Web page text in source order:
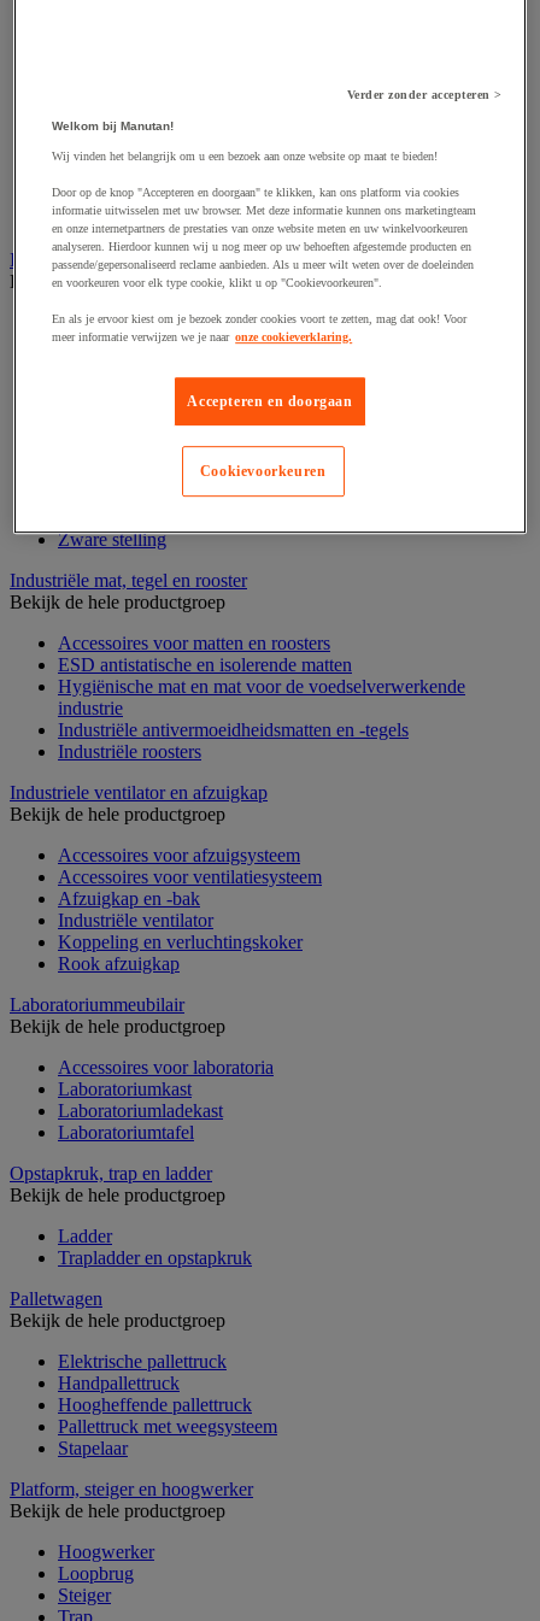
Kopschakel en snelschakel
Sjorband en trekstang
Stalen ketting
Touw en draad
Industriële en magazijnstellingen
Bekijk de hele productgroep
Doorschuifstelling en doorrolstelling
Draagarmstelling voor lange lasten
Middelzware stelling
Rek voor haspels en spoelen
Stelling voor detail- en groothandel
Stellingen voor de automobielindustrie
Zware stelling
Industriële mat, tegel en rooster
Bekijk de hele productgroep
Accessoires voor matten en roosters
ESD antistatische en isolerende matten
Hygiënische mat en mat voor de voedselverwerkende
industrie
Industriële antivermoeidheidsmatten en -tegels
Industriële roosters
Industriele ventilator en afzuigkap
Bekijk de hele productgroep
Accessoires voor afzuigsysteem
Accessoires voor ventilatiesysteem
Afzuigkap en -bak
Industriële ventilator
Koppeling en verluchtingskoker
Rook afzuigkap
Laboratoriummeubilair
Bekijk de hele productgroep
Accessoires voor laboratoria
Laboratoriumkast
Laboratoriumladekast
Laboratoriumtafel
Opstapkruk, trap en ladder
Bekijk de hele productgroep
Ladder
Trapladder en opstapkruk
Palletwagen
Bekijk de hele productgroep
Elektrische pallettruck
Handpallettruck
Hoogheffende pallettruck
Pallettruck met weegsysteem
Stapelaar
Platform, steiger en hoogwerker
Bekijk de hele productgroep
Hoogwerker
Loopbrug
Steiger
Trap
Verder zonder accepteren >
Welkom bij Manutan!
Wij vinden het belangrijk om u een bezoek aan onze website op maat te bieden!
Door op de knop "Accepteren en doorgaan" te klikken, kan ons platform via cookies
informatie uitwisselen met uw browser. Met deze informatie kunnen ons marketingteam
en onze internetpartners de prestaties van onze website meten en uw winkelvoorkeuren
analyseren. Hierdoor kunnen wij u nog meer op uw behoeften afgestemde producten en
passende/gepersonaliseerd reclame aanbieden. Als u meer wilt weten over de doeleinden
en voorkeuren voor elk type cookie, klikt u op "Cookievoorkeuren".
En als je ervoor kiest om je bezoek zonder cookies voort te zetten, mag dat ook! Voor
meer informatie verwijzen we je naar onze cookieverklaring.
Accepteren en doorgaan
Cookievoorkeuren